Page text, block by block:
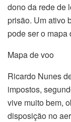
dono da rede de
prisão. Um ativo
pode ser o mapa
Mapa de voo
Ricardo Nunes
impostos,
vive muito bem,
disposição no